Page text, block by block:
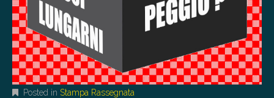
Posted in Stampa Rassegnata